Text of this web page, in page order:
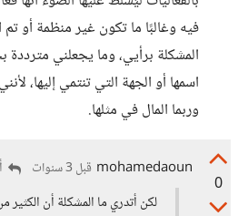
فيه وغالبًا ما تكون غير منظمة أو
المشكلة برأيي، وما يجعلني
اسمها أو الجهة التي تنتمي إليها،
وربما المال في مثلها.
0
mohamedaoun قبل 3 سنوات
لكن أتدري ما المشكلة أن الكثير